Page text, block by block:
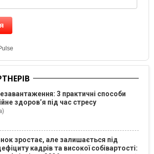
3 практичні способи
здоров’я під час стресу
зростає, але залишається під
кадрів та високої собівартості: